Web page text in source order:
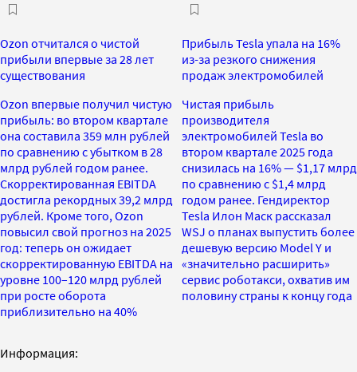
Ozon отчитался о чистой
прибыли впервые за 28 лет
существования
Ozon впервые получил чистую
прибыль: во втором квартале
она составила 359 млн рублей
по сравнению с убытком в 28
млрд рублей годом ранее.
Скорректированная EBITDA
достигла рекордных 39,2 млрд
рублей. Кроме того, Ozon
повысил свой прогноз на 2025
год: теперь он ожидает
скорректированную EBITDA на
уровне 100–120 млрд рублей
при росте оборота
приблизительно на 40%
Прибыль Tesla упала на 16%
из-за резкого снижения
продаж электромобилей
Чистая прибыль
производителя
электромобилей Tesla во
втором квартале 2025 года
снизилась на 16% — $1,17 млрд
по сравнению с $1,4 млрд
годом ранее. Гендиректор
Tesla Илон Маск рассказал
WSJ о планах выпустить более
дешевую версию Model Y и
«значительно расширить»
сервис роботакси, охватив им
половину страны к концу года
Информация: